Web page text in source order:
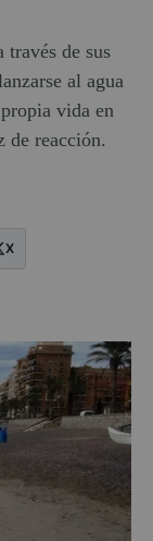
de sus
al agua
vida en
de reacción.
X